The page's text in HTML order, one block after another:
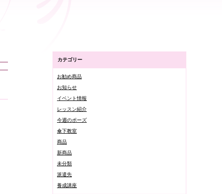
カテゴリー
お勧め商品
お知らせ
イベント情報
レッスン紹介
今週のポーズ
傘下教室
商品
新商品
未分類
派遣先
養成講座